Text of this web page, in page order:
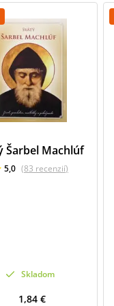
Šarbel Machlúf
5,0 (83 recenzií)
Skladom
1,84 €